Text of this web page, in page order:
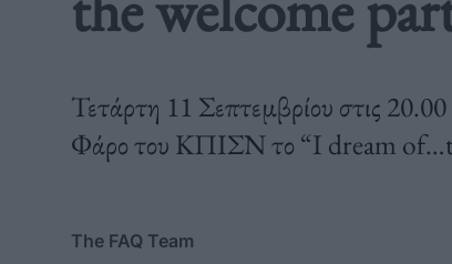
Τετάρτη 11 Σεπτεμβρίου στις
Φάρο του ΚΠΙΣΝ το “I dream
The FAQ Team